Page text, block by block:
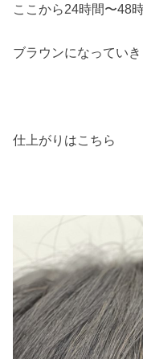
ここから24時間〜48
ブラウンになっていき
仕上がりはこちら